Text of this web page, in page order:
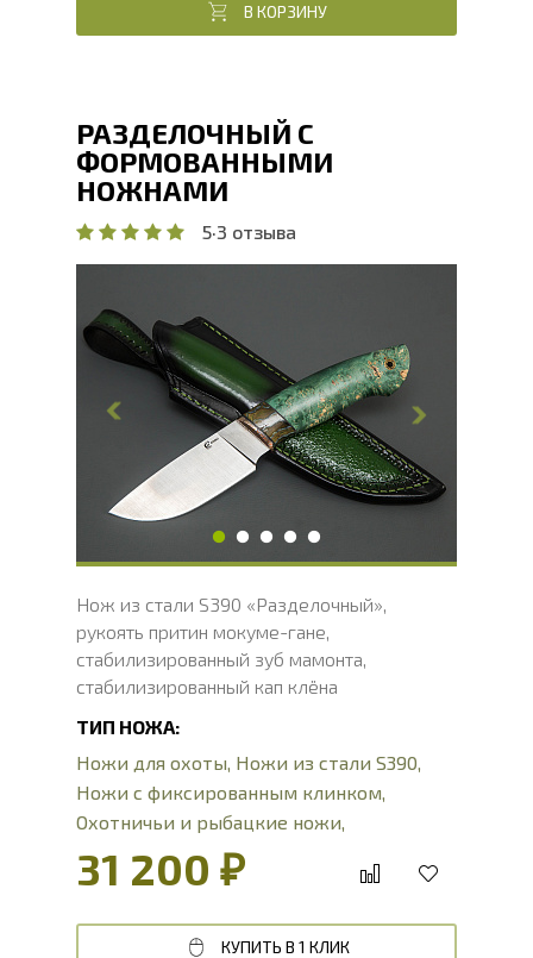
В КОРЗИНУ
РАЗДЕЛОЧНЫЙ С
ФОРМОВАННЫМИ
НОЖНАМИ
5·3 отзыва
Общая длина, мм
Длина клинка, мм
122.5
Ширина клинка, мм
39.3
Толщина обуха, мм
Ширина рукояти, мм
31
Длина рукояти, мм
Толщина рукояти, мм
22
Твердость клинка, HRC
66 - 68 HRC
Нож из стали S390 «Разделочный»,
рукоять притин мокуме-гане,
стабилизированный зуб мамонта,
стабилизированный кап клёна
ТИП НОЖА:
Ножи для охоты, Ножи из стали S390,
Ножи с фиксированным клинком,
Охотничьи и рыбацкие ножи,
Разделочные ножи
цена
31 200 ₽
КУПИТЬ В 1 КЛИК